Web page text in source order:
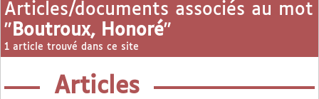
Articles/documents associés au mot
" Boutroux, Honoré"
1 article trouvé dans ce site
Articles